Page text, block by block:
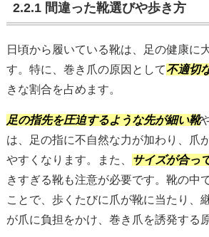
2.2.1 間違った靴選びや歩き方
日頃から履いている靴は、足の健康に
す。特に、巻き爪の原因として不適切
きな割合を占めます。
足の指先を圧迫するような先が細い靴
は、足の指に不自然な力が加わり、爪
やすくなります。また、
サイズが合っ
きすぎる靴も注意が必要です。靴の中
ことで、歩くたびに爪が靴に当たり、
が爪に負担をかけ、巻き爪を誘発する